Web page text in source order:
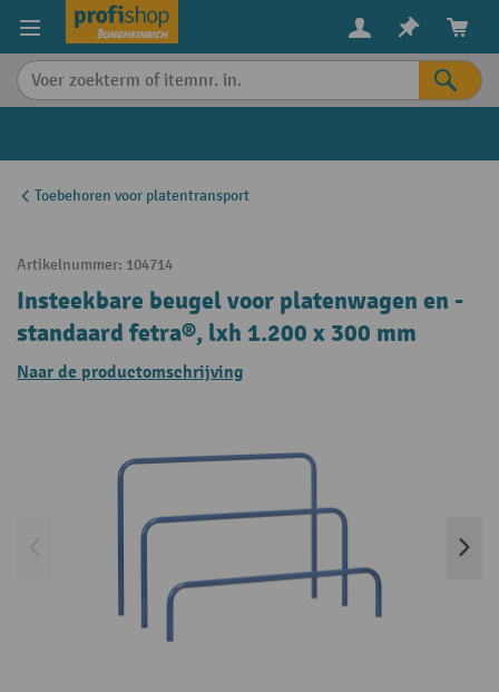
content
Toebehoren voor platentransport
Artikelnummer: 104714
Insteekbare beugel voor platenwagen en -
standaard fetra®, lxh 1.200 x 300 mm
Naar de productomschrijving